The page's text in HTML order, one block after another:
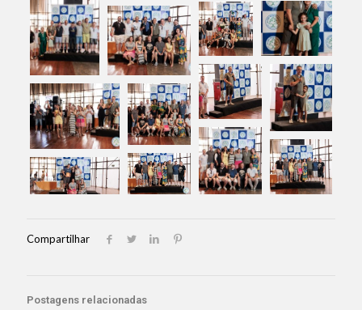
Compartilhar
Postagens relacionadas